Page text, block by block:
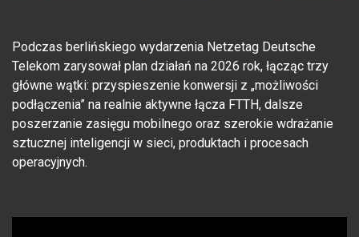
Podczas berlińskiego wydarzenia Netzetag Deutsche
Telekom zarysował plan działań na 2026 rok, łącząc trzy
główne wątki: przyspieszenie konwersji z „możliwości
podłączenia” na realnie aktywne łącza FTTH, dalsze
poszerzanie zasięgu mobilnego oraz szerokie wdrażanie
sztucznej inteligencji w sieci, produktach i procesach
operacyjnych.